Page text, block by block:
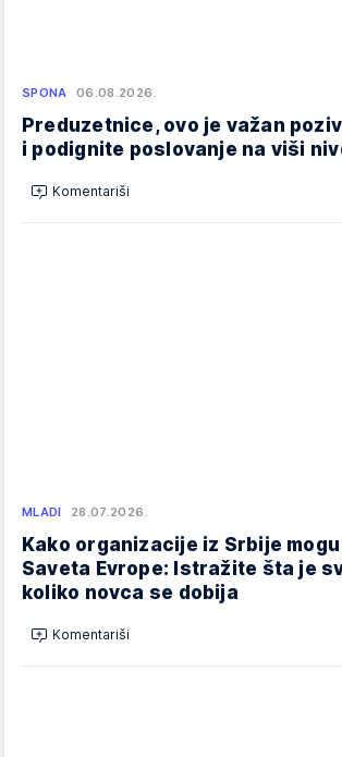
SPONA 06.08.2026.
Preduzetnice, ovo je važan
i podignite poslovanje na viši
Komentariši
MLADI 28.07.2026.
Kako organizacije iz Srbije
Saveta Evrope: Istražite šta je
koliko novca se dobija
Komentariši